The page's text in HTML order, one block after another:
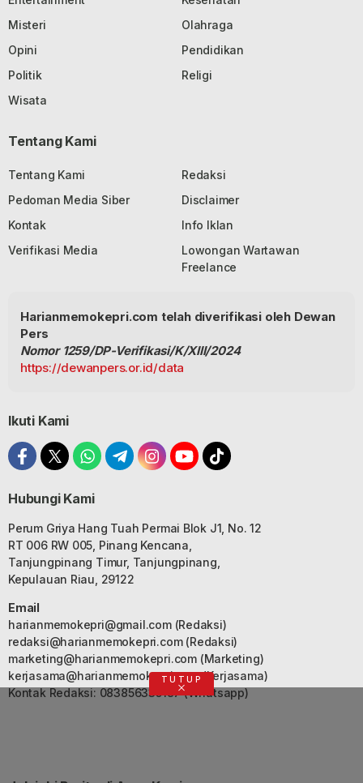
Misteri
Olahraga
Opini
Pendidikan
Politik
Religi
Wisata
Tentang Kami
Tentang Kami
Redaksi
Pedoman Media Siber
Disclaimer
Kontak
Info Iklan
Verifikasi Media
Lowongan Wartawan
Freelance
Harianmemokepri.com telah diverifikasi oleh Dewan
Pers
Nomor 1259/DP-Verifikasi/K/XIII/2024
https://dewanpers.or.id/data
Ikuti Kami
Hubungi Kami
Perum Griya Hang Tuah Permai Blok J1, No. 12
RT 006 RW 005, Pinang Kencana,
Tanjungpinang Timur, Tanjungpinang,
Kepulauan Riau, 29122
Email
harianmemokepri@gmail.com(Redaksi)
redaksi@harianmemokepri.com(Redaksi)
marketing@harianmemokepri.com(Marketing)
kerjasama@harianmemokepri.com(Kerjasama)
Kontak Redaksi: 083856335187 (Whatsapp)
TUTUP